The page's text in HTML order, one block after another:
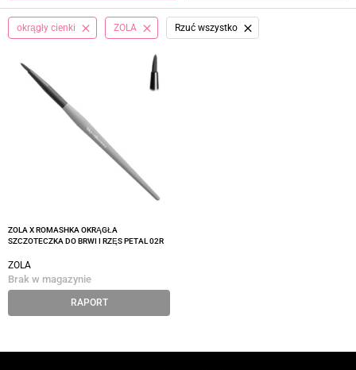
okrągły cienki ZOLA Rzuć wszystko
ZOLA X ROMASHKA OKRĄGŁA
SZCZOTECZKA DO BRWI I RZĘS PETAL 02R
ZOLA
Brak w magazynie
RAPORT